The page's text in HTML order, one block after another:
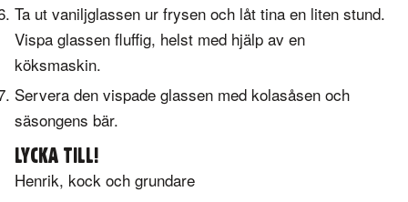
Ta ut vaniljglassen ur frysen och låt tina en liten stund.
Vispa glassen fluffig, helst med hjälp av en
köksmaskin.
Servera den vispade glassen med kolasåsen och
säsongens bär.
LYCKA TILL!
Henrik, kock och grundare